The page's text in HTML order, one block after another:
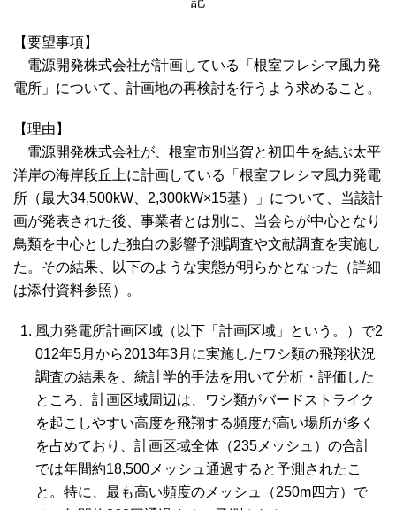
【要望事項】
電源開発株式会社が計画している「根室フレシマ風力発
電所」について、計画地の再検討を行うよう求めること。
【理由】
電源開発株式会社が、根室市別当賀と初田牛を結ぶ太平
洋岸の海岸段丘上に計画している「根室フレシマ風力発電
所（最大34,500kW、2,300kW×15基）」について、当該計
画が発表された後、事業者とは別に、当会らが中心となり
鳥類を中心とした独自の影響予測調査や文献調査を実施し
た。その結果、以下のような実態が明らかとなった（詳細
は添付資料参照）。
風力発電所計画区域（以下「計画区域」という。）で2
012年5月から2013年3月に実施したワシ類の飛翔状況
調査の結果を、統計学的手法を用いて分析・評価した
ところ、計画区域周辺は、ワシ類がバードストライク
を起こしやすい高度を飛翔する頻度が高い場所が多く
を占めており、計画区域全体（235メッシュ）の合計
では年間約18,500メッシュ通過すると予測されたこ
と。特に、最も高い頻度のメッシュ（250m四方）で